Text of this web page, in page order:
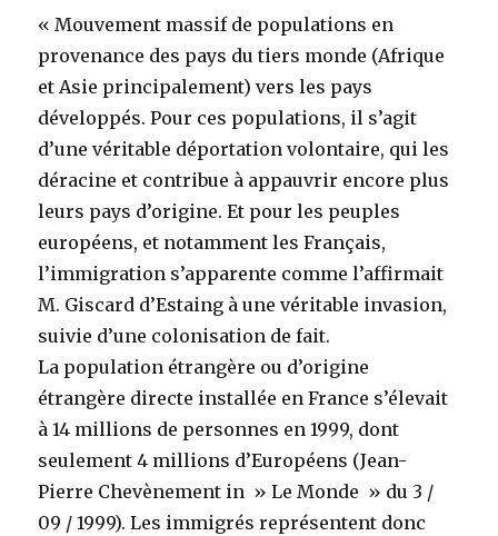
« Mouvement massif de populations en
provenance des pays du tiers monde (Afrique
et Asie principalement) vers les pays
développés. Pour ces populations, il s’agit
d’une véritable déportation volontaire, qui les
déracine et contribue à appauvrir encore plus
leurs pays d’origine. Et pour les peuples
européens, et notamment les Français,
l’immigration s’apparente comme l’affirmait
M. Giscard d’Estaing à une véritable invasion,
suivie d’une colonisation de fait.
La population étrangère ou d’origine
étrangère directe installée en France s’élevait
à 14 millions de personnes en 1999, dont
seulement 4 millions d’Européens (Jean-
Pierre Chevènement in » Le Monde » du 3 /
09 / 1999). Les immigrés représentent donc